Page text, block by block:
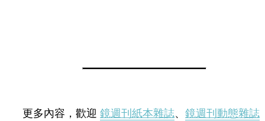
更多內容，歡迎 鏡週刊紙本雜誌、 鏡週刊動態雜誌